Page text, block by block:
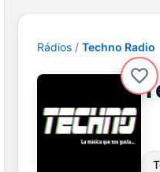
Rádios Techno Radio